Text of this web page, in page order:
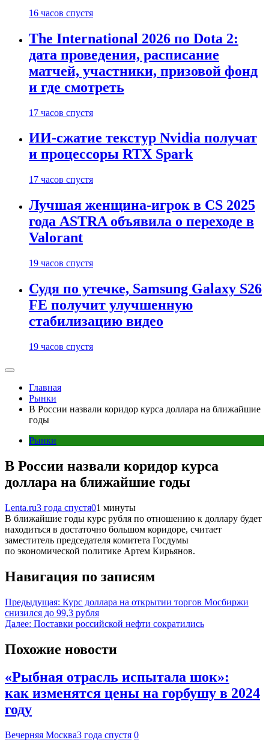
16 часов спустя
The International 2026 по Dota 2:
дата проведения, расписание
матчей, участники, призовой фонд
и где смотреть
17 часов спустя
ИИ-сжатие текстур Nvidia получат
и процессоры RTX Spark
17 часов спустя
Лучшая женщина-игрок в CS 2025
года ASTRA объявила о переходе в
Valorant
19 часов спустя
Судя по утечке, Samsung Galaxy S26
FE получит улучшенную
стабилизацию видео
19 часов спустя
Главная
Рынки
В России назвали коридор курса доллара на ближайшие
годы
Рынки
В России назвали коридор курса
доллара на ближайшие годы
Lenta.ru3 года спустя01 минуты
В ближайшие годы курс рубля по отношению к доллару будет
находиться в достаточно большом коридоре, считает
заместитель председателя комитета Госдумы
по экономической политике Артем Кирьянов.
Навигация по записям
Предыдущая: Курс доллара на открытии торгов Мосбиржи
снизился до 99,3 рубля
Далее: Поставки российской нефти сократились
Похожие новости
«Рыбная отрасль испытала шок»:
как изменятся цены на горбушу в 2024
году
Вечерняя Москва3 года спустя 0